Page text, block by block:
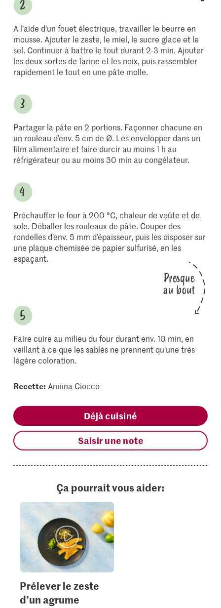
A l’aide d’un fouet électrique, travailler le beurre en
mousse. Ajouter le zeste, le miel, le sucre glace et le
sel. Continuer à battre le tout durant 2-3 min. Ajouter
les deux sortes de farine et les noix, puis rassembler
rapidement le tout en une pâte molle.
Partager la pâte en 2 portions. Façonner chacune en
un rouleau d’env. 5 cm de Ø. Les envelopper dans un
film alimentaire et faire durcir au moins 1 h au
réfrigérateur ou au moins 30 min au congélateur.
Préchauffer le four à 200 °C, chaleur de voûte et de
sole. Déballer les rouleaux de pâte. Couper des
rondelles d’env. 5 mm d’épaisseur, puis les disposer sur
une plaque chemisée de papier sulfurisé, en les
espaçant.
Presque
au bout
Faire cuire au milieu du four durant env. 10 min, en
veillant à ce que les sablés ne prennent qu’une très
légère coloration.
Recette: Annina Ciocco
Déjà cuisiné
Saisir une note
Ça pourrait vous aider:
Prélever le zeste
d’un agrume